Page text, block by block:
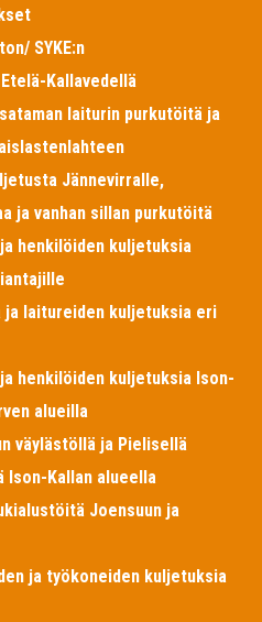
SYKE:n
Kallavedellä
laiturin purkutöitä ja
Jännevirralle,
ja vanhan sillan purkutöitä
henkilöiden kuljetuksia
ja laitureiden kuljetuksia eri
henkilöiden kuljetuksia Ison-
alueilla
väylästöllä ja Pielisellä
Ison-Kallan alueella
Joensuun ja
ja työkoneiden kuljetuksia